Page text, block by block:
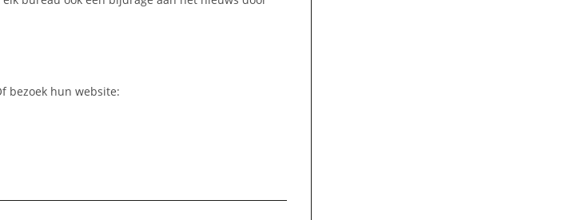
bezoek hun website: